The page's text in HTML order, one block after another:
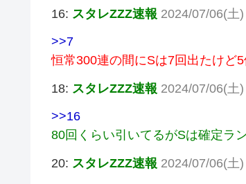
16: スタレZZZ速報 2024/07/06(土
>>7
恒常300連の間にSは7回出たけど
18: スタレZZZ速報 2024/07/06(土
>>16
80回くらい引いてるがSは確定ラ
20: スタレZZZ速報 2024/07/06(土